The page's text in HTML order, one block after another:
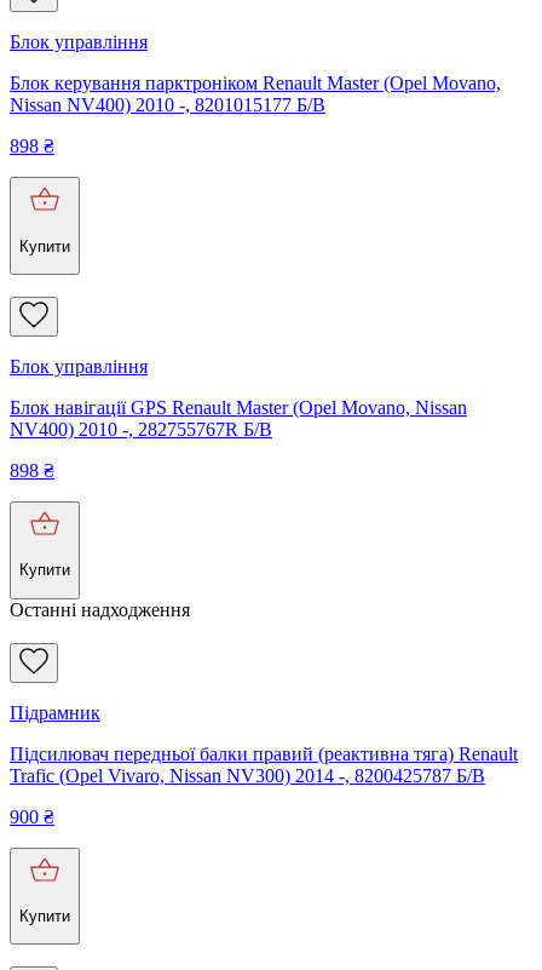
Блок управління
Блок керування парктроніком Renault Master (Opel Movano,
Nissan NV400) 2010 -, 8201015177 Б/В
898 ₴
Купити
Блок управління
Блок навігації GPS Renault Master (Opel Movano, Nissan
NV400) 2010 -, 282755767R Б/В
898 ₴
Купити
Останні надходження
Підрамник
Підсилювач передньої балки правий (реактивна тяга) Renault
Trafic (Opel Vivaro, Nissan NV300) 2014 -, 8200425787 Б/В
900 ₴
Купити